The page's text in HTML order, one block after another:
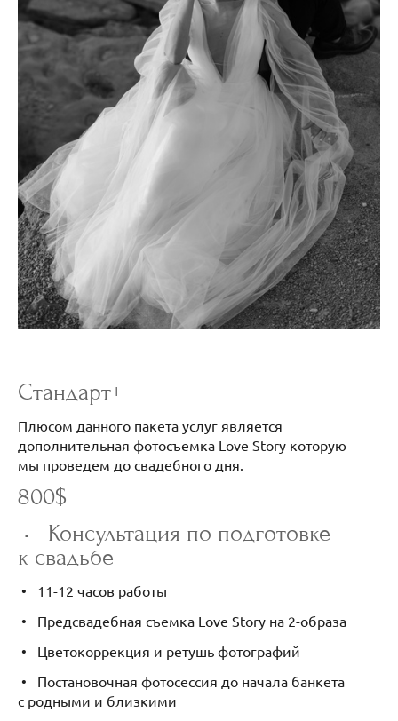
Стандарт+
Плюсом данного пакета услуг является
дополнительная фотосъемка Love Story которую
мы проведем до свадебного дня.
800$
• Консультация по подготовке
к свадьбе
• 11-12 часов работы
• Предсвадебная съемка Love Story на 2-образа
• Цветокоррекция и ретушь фотографий
• Постановочная фотосессия до начала банкета
с родными и близкими